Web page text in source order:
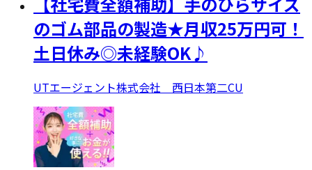
のゴム部品の製造★月収25万円可！
土日休み◎未経験OK♪
UTエージェント株式会社 西日本第二CU